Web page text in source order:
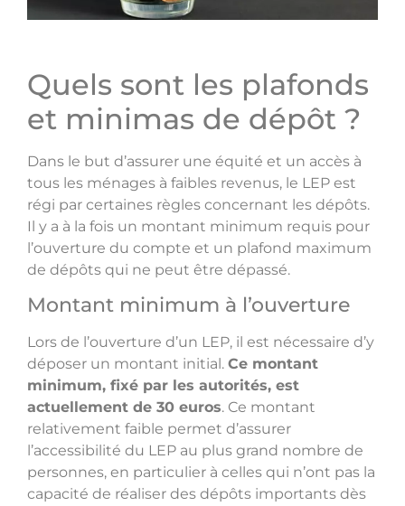
Quels sont les plafonds
et minimas de dépôt ?
Dans le but d’assurer une équité et un accès à
tous les ménages à faibles revenus, le LEP est
régi par certaines règles concernant les dépôts.
Il y a à la fois un montant minimum requis pour
l’ouverture du compte et un plafond maximum
de dépôts qui ne peut être dépassé.
Montant minimum à l’ouverture
Lors de l’ouverture d’un LEP, il est nécessaire d’y
déposer un montant initial. Ce montant
minimum, fixé par les autorités, est
actuellement de 30 euros. Ce montant
relativement faible permet d’assurer
l’accessibilité du LEP au plus grand nombre de
personnes, en particulier à celles qui n’ont pas la
capacité de réaliser des dépôts importants dès